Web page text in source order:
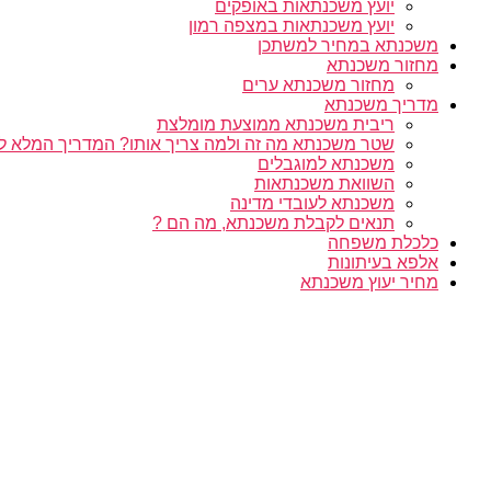
יועץ משכנתאות באופקים
יועץ משכנתאות במצפה רמון
משכנתא במחיר למשתכן
מחזור משכנתא
מחזור משכנתא ערים
מדריך משכנתא
ריבית משכנתא ממוצעת מומלצת
שטר משכנתא מה זה ולמה צריך אותו? המדריך המלא
משכנתא למוגבלים
השוואת משכנתאות
משכנתא לעובדי מדינה
תנאים לקבלת משכנתא, מה הם ?
כלכלת משפחה
אלפא בעיתונות
מחיר יעוץ משכנתא